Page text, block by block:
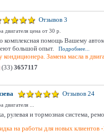
Отзывов 3
двигателя цена от 30 р.
комплексная помощь Вашему
большой опыт.
Подробнее...
кондиционера. Замена масла в
(33) 3657117
Отзывов 24
двигателя ...
рулевая и тормозная система,
на работы для новых клиентов